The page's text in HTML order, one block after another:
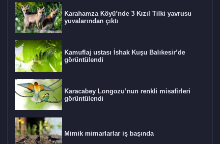
Karahamza Köyü’nde 3 Kızıl Tilki yavrusu
yuvalarından çıktı
Kamuflaj ustası İshak Kuşu Balıkesir’de
görüntülendi
Karacabey Longozu’nun renkli misafirleri
görüntülendi
Mimik mimarlarlar iş başında